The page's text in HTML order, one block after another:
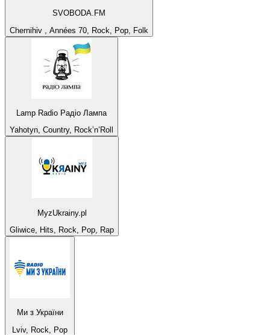
SVOBODA.FM
Chernihiv , Années 70, Rock, Pop, Folk
Lamp Radio Радіо Лампа
Yahotyn, Country, Rock’n’Roll
MyzUkrainy.pl
Gliwice, Hits, Rock, Pop, Rap
Ми з України
Lviv, Rock, Pop